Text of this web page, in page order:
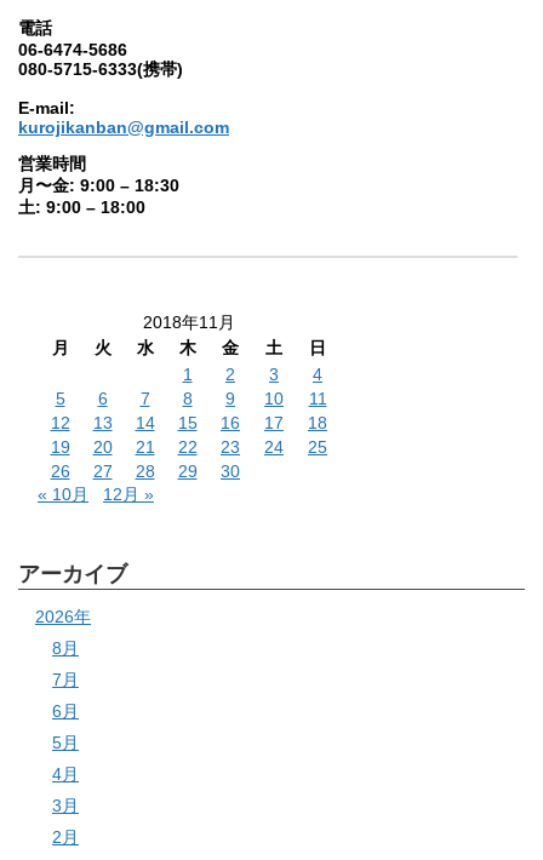
電話
06-6474-5686
080-5715-6333(携帯)
E-mail:
kurojikanban@gmail.com
営業時間
月〜金: 9:00 – 18:30
土: 9:00 – 18:00
2018年11月
月
火 水 木 金 土
日
1
2 3
4
5
6 7 8 9 10
11
12
13 14 15 16 17
18
19
20 21 22 23 24
25
26
27 28 29
30
« 10月
12月 »
アーカイブ
2026年
8月
7月
6月
5月
4月
3月
2月